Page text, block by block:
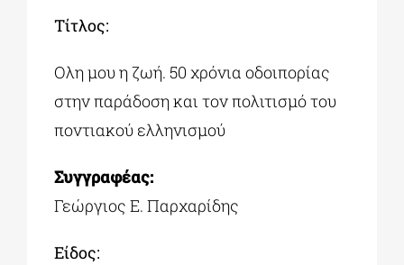
ΕΚΔΗΛΩΣΕΙΣ
Τίτλος:
Ολη μου η ζωή. 50 χρόνια οδοιπορίας
στην παράδοση και τον πολιτισμό του
ποντιακού ελληνισμού
Συγγραφέας:
Γεώργιος Ε. Παρχαρίδης
Είδος: